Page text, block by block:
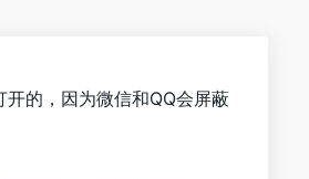
的，因为微信和QQ会屏蔽